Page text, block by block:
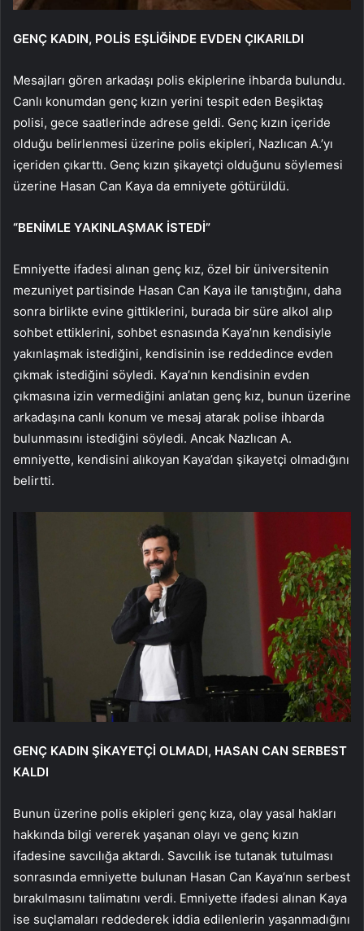
GENÇ KADIN, POLİS EŞLİĞİNDE EVDEN ÇIKARILDI
Mesajları gören arkadaşı polis ekiplerine ihbarda bulundu.
Canlı konumdan genç kızın yerini tespit eden Beşiktaş
polisi, gece saatlerinde adrese geldi. Genç kızın içeride
olduğu belirlenmesi üzerine polis ekipleri, Nazlıcan A.’yı
içeriden çıkarttı. Genç kızın şikayetçi olduğunu söylemesi
üzerine Hasan Can Kaya da emniyete götürüldü.
“BENİMLE YAKINLAŞMAK İSTEDİ”
Emniyette ifadesi alınan genç kız, özel bir üniversitenin
mezuniyet partisinde Hasan Can Kaya ile tanıştığını, daha
sonra birlikte evine gittiklerini, burada bir süre alkol alıp
sohbet ettiklerini, sohbet esnasında Kaya’nın kendisiyle
yakınlaşmak istediğini, kendisinin ise reddedince evden
çıkmak istediğini söyledi. Kaya’nın kendisinin evden
çıkmasına izin vermediğini anlatan genç kız, bunun üzerine
arkadaşına canlı konum ve mesaj atarak polise ihbarda
bulunmasını istediğini söyledi. Ancak Nazlıcan A.
emniyette, kendisini alıkoyan Kaya’dan şikayetçi olmadığını
belirtti.
GENÇ KADIN ŞİKAYETÇİ OLMADI, HASAN CAN SERBEST
KALDI
Bunun üzerine polis ekipleri genç kıza, olay yasal hakları
hakkında bilgi vererek yaşanan olayı ve genç kızın
ifadesine savcılığa aktardı. Savcılık ise tutanak tutulması
sonrasında emniyette bulunan Hasan Can Kaya’nın serbest
bırakılmasını talimatını verdi. Emniyette ifadesi alınan Kaya
ise suçlamaları reddederek iddia edilenlerin yaşanmadığını